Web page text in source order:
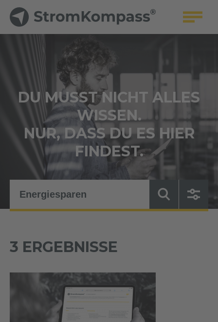
DU MUSST NICHT ALLES
WISSEN.
NUR, DASS DU ES HIER
FINDEST.
3 ERGEBNISSE